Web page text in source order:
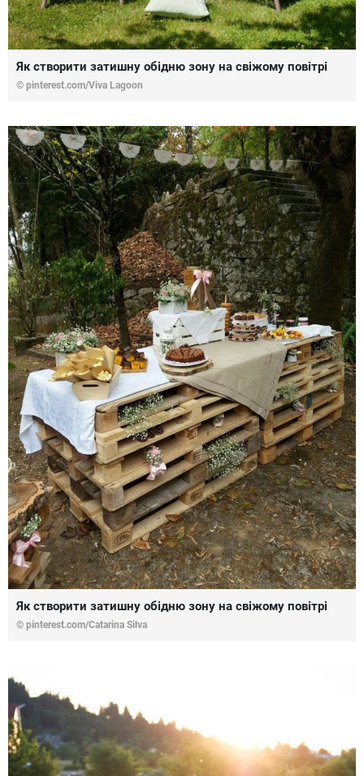
Як створити затишну обідню зону на свіжому повітрі
© pinterest.com/Viva Lagoon
Як створити затишну обідню зону на свіжому повітрі
© pinterest.com/Catarina Silva